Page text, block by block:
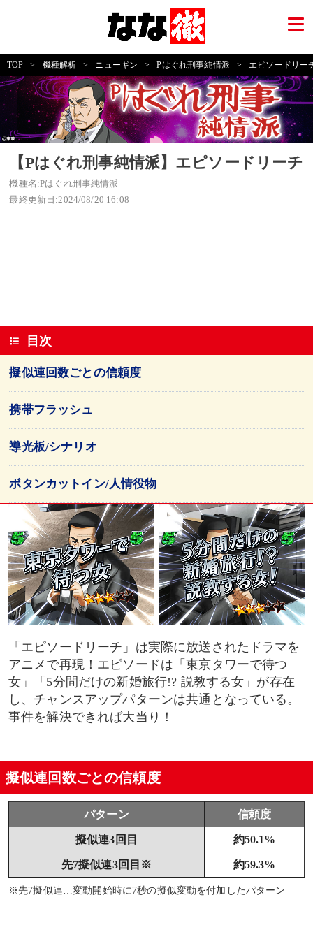
TOP > 機種解析 > ニューギン > Pはぐれ刑事純情派 > エピソードリー
【Pはぐれ刑事純情派】エピソードリーチ
機種名:Pはぐれ刑事純情派
最終更新日:2024/08/20 16:08
目次
擬似連回数ごとの信頼度
携帯フラッシュ
導光板/シナリオ
ボタンカットイン/人情役物
「エピソードリーチ」は実際に放送されたドラマを
アニメで再現！エピソードは「東京タワーで待つ
女」「5分間だけの新婚旅行!? 説教する女」が存在
し、チャンスアップパターンは共通となっている。
事件を解決できれば大当り！
擬似連回数ごとの信頼度
パターン 信頼度
擬似連3回目 約50.1%
先7擬似連3回目※ 約59.3%
※先7擬似連…変動開始時に7秒の擬似変動を付加したパターン